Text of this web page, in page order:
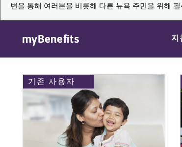
변을 통해 여러분을 비롯해 다른 뉴욕 주민을 위해
myBenefits 지
기존 사용자